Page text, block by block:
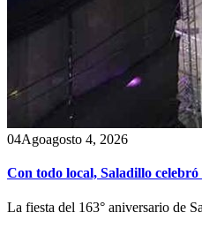
04Agoagosto 4, 2026
Con todo local, Saladillo celebró
La fiesta del 163° aniversario de